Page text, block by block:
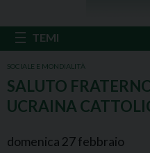
SOCIALE E MONDIALITÀ
SALUTO
UCRAINA
domenica 27febbraio